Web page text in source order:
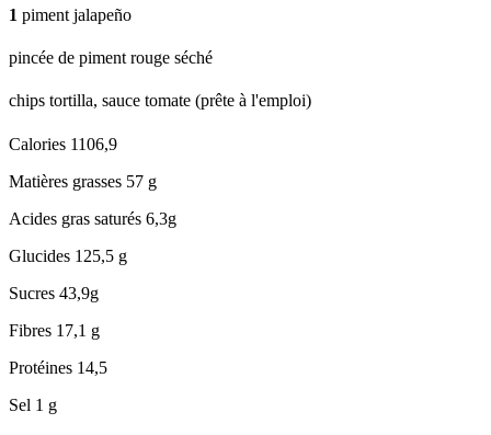
1 piment jalapeño
pincée de piment rouge séché
chips tortilla, sauce tomate (prête à l'emploi)
Calories 1106,9
Matières grasses 57 g
Acides gras saturés 6,3g
Glucides 125,5 g
Sucres 43,9g
Fibres 17,1 g
Protéines 14,5
Sel 1 g